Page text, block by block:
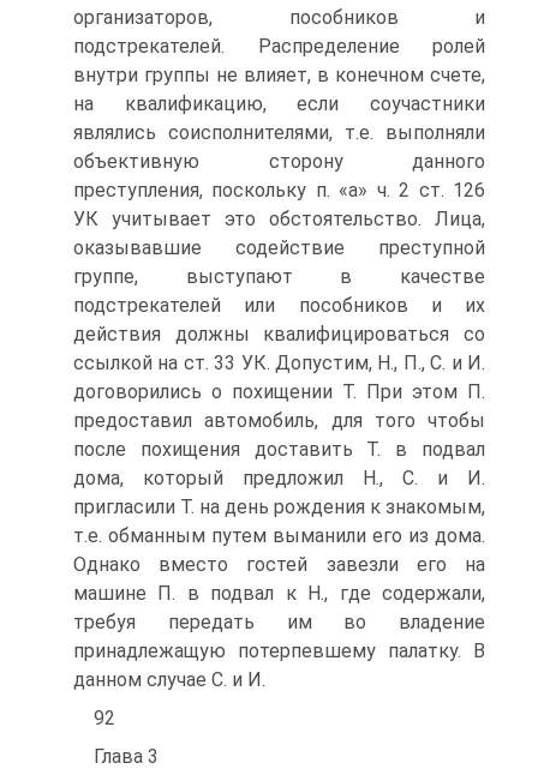
организаторов, пособников и
подстрекателей. Распределение ролей
внутри группы не влияет, в конечном счете,
на квалификацию, если соучастники
являлись соисполнителями, т.е. выполняли
объективную сторону данного
преступления, поскольку п. «а» ч. 2 ст. 126
УК учитывает это обстоятельство. Лица,
оказывавшие содействие преступной
группе, выступают в качестве
подстрекателей или пособников и их
действия должны квалифицироваться со
ссылкой на ст. 33 УК. Допустим, Н., П., С. и И.
договорились о похищении Т. При этом П.
предоставил автомобиль, для того чтобы
после похищения доставить Т. в подвал
дома, который предложил Н., С. и И.
пригласили Т. на день рождения к знакомым,
т.е. обманным путем выманили его из дома.
Однако вместо гостей завезли его на
машине П. в подвал к Н., где содержали,
требуя передать им во владение
принадлежащую потерпевшему палатку. В
данном случае С. и И.
92
Глава 3